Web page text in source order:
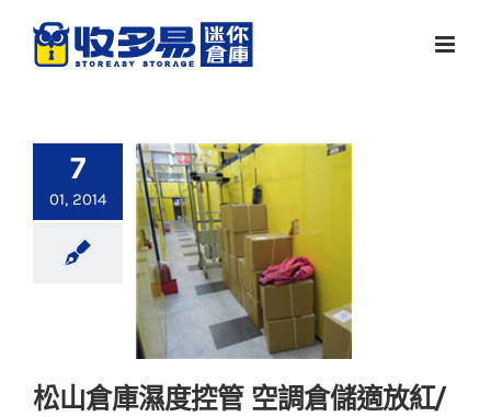
7
01, 2014
松山倉庫濕度控管 空調倉儲適放紅/